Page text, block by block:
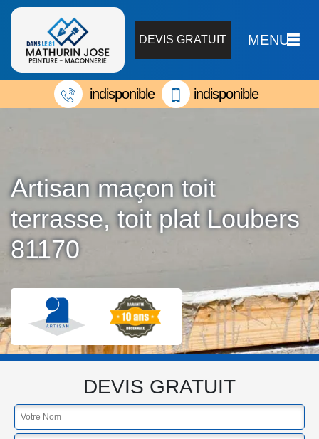
DEVIS GRATUIT MENU
indisponible indisponible
Artisan maçon toit
terrasse, toit plat Loubers
81170
DEVIS GRATUIT